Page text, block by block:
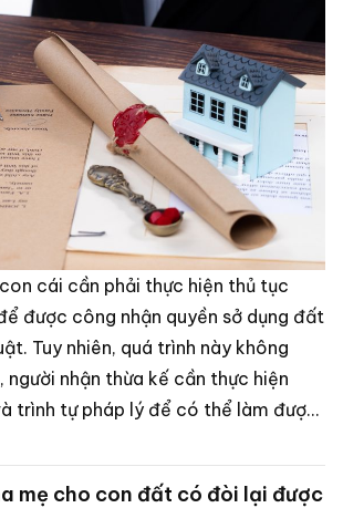
cái cần phải thực hiện thủ tục
được công nhận quyền sở dụng đất
Tuy nhiên, quá trình này không
người nhận thừa kế cần thực hiện
trình tự pháp lý để có thể làm được
mẹ cho con đất có đòi lại được